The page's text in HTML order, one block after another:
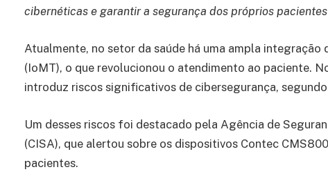
cibernéticas e garantir a segurança dos próprios
Atualmente, no setor da saúde há uma ampla
(IoMT), o que revolucionou o atendimento ao paciente.
introduz riscos significativos de cibersegurança,
Um desses riscos foi destacado pela Agência de
(CISA), que alertou sobre os dispositivos Contec
pacientes.